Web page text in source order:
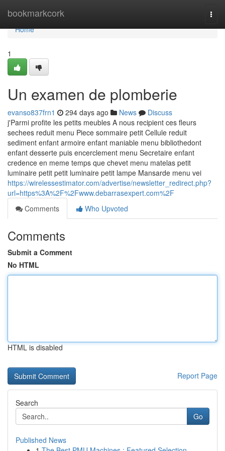
bookmarkcork
Home
Home
1
Un examen de plomberie
evanso837frn1 294 days ago News
Discuss
j'Parmi profite les petits meubles A nous recipient ces fleurs
sechees reduit menu Piece sommaire petit Cellule reduit
sediment enfant armoire enfant maniable menu bibliothedont
enfant desserte puis encerclement menu Secretaire enfant
credence en meme temps que chevet menu matelas petit
luminaire petit petit luminaire petit lampe Mansarde menu vei
https://wirelessestimator.com/advertise/newsletter_redirect.php?
url=https%3A%2F%2Fwww.debarrasexpert.com%2F
Comments
Who Upvoted
Comments
Submit a Comment
No HTML
HTML is disabled
Report Page
Search
Go
Published News